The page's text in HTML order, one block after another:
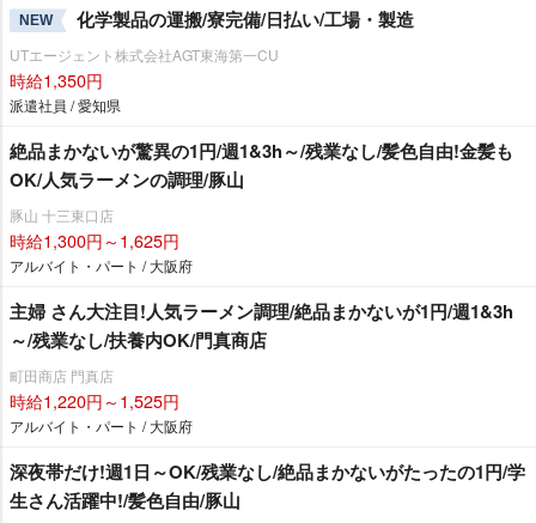
NEW 化学製品の運搬/寮完備/日払い/工場・製造
UTエージェント株式会社AGT東海第一CU
時給1,350円
派遣社員 / 愛知県
絶品まかないが驚異の1円/週1&3h～/残業なし/髪色自由!金髪も
OK/人気ラーメンの調理/豚山
豚山 十三東口店
時給1,300円～1,625円
アルバイト・パート / 大阪府
主婦 さん大注目!人気ラーメン調理/絶品まかないが1円/週1&3h
～/残業なし/扶養内OK/門真商店
町田商店 門真店
時給1,220円～1,525円
アルバイト・パート / 大阪府
深夜帯だけ!週1日～OK/残業なし/絶品まかないがたったの1円/学
生さん活躍中!/髪色自由/豚山